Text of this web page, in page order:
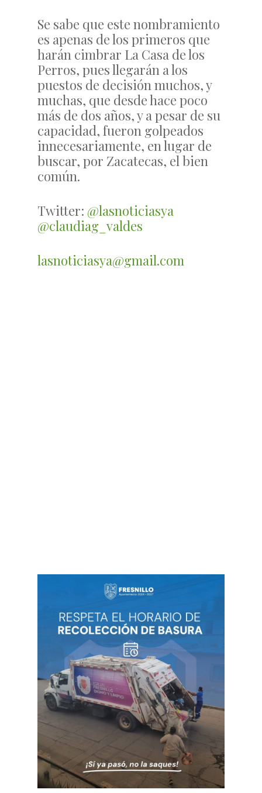
Se sabe que este nombramiento
es apenas de los primeros que
harán cimbrar La Casa de los
Perros, pues llegarán a los
puestos de decisión muchos, y
muchas, que desde hace poco
más de dos años, y a pesar de su
capacidad, fueron golpeados
innecesariamente, en lugar de
buscar, por Zacatecas, el bien
común.
Twitter: @lasnoticiasya
@claudiag_valdes
lasnoticiasya@gmail.com